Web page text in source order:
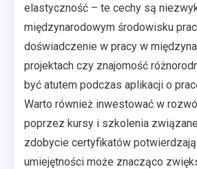
elastyczność – te cechy są
międzynarodowym środowisku
doświadczenie w pracy w
projektach czy znajomość
być atutem podczas aplikacji o
Warto również inwestować w
poprzez kursy i szkolenia
zdobycie certyfikatów
umiejętności może znacząco